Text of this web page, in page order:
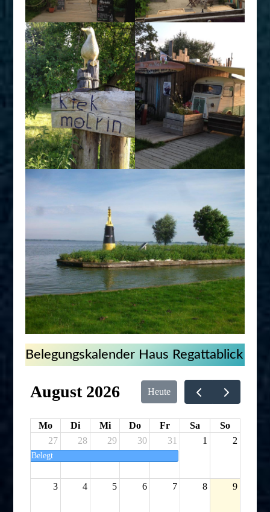
Belegungskalender Haus Regattablick